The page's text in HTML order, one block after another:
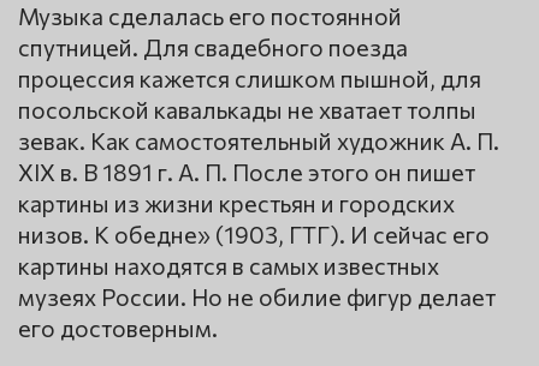
Музыка сделалась его постоянной
спутницей. Для свадебного поезда
процессия кажется слишком пышной, для
посольской кавалькады не хватает толпы
зевак. Как самостоятельный художник А. П.
XIX в. В 1891 г. А. П. После этого он пишет
картины из жизни крестьян и городских
низов. К обедне» (1903, ГТГ). И сейчас его
картины находятся в самых известных
музеях России. Но не обилие фигур делает
его достоверным.